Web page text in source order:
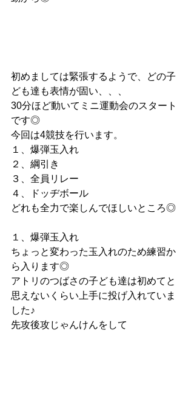
初めましては緊張するようで、どの子
ども達も表情が固い、、、
30分ほど動いてミニ運動会のスタート
です◎
今回は4競技を行います。
１、爆弾玉入れ
２、綱引き
３、全員リレー
４、ドッヂボール
どれも全力で楽しんでほしいところ◎
１、爆弾玉入れ
ちょっと変わった玉入れのため練習か
ら入ります◎
アトリのつばさの子ども達は初めてと
思えないくらい上手に投げ入れていま
した♪
先攻後攻じゃんけんをして